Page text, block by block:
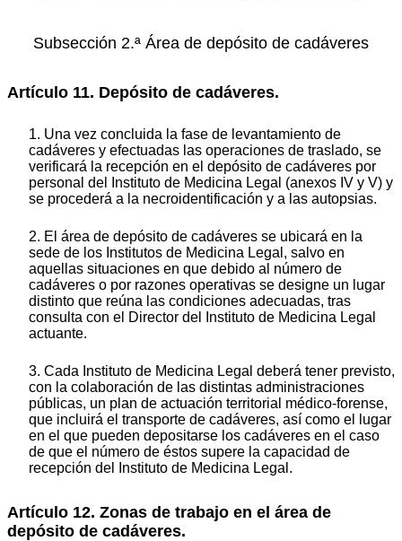
Subsección 2.ª Área de depósito de cadáveres
Artículo 11. Depósito de cadáveres.
1. Una vez concluida la fase de levantamiento de
cadáveres y efectuadas las operaciones de traslado, se
verificará la recepción en el depósito de cadáveres por
personal del Instituto de Medicina Legal (anexos IV y V) y
se procederá a la necroidentificación y a las autopsias.
2. El área de depósito de cadáveres se ubicará en la
sede de los Institutos de Medicina Legal, salvo en
aquellas situaciones en que debido al número de
cadáveres o por razones operativas se designe un lugar
distinto que reúna las condiciones adecuadas, tras
consulta con el Director del Instituto de Medicina Legal
actuante.
3. Cada Instituto de Medicina Legal deberá tener previsto,
con la colaboración de las distintas administraciones
públicas, un plan de actuación territorial médico-forense,
que incluirá el transporte de cadáveres, así como el lugar
en el que pueden depositarse los cadáveres en el caso
de que el número de éstos supere la capacidad de
recepción del Instituto de Medicina Legal.
Artículo 12. Zonas de trabajo en el área de
depósito de cadáveres.